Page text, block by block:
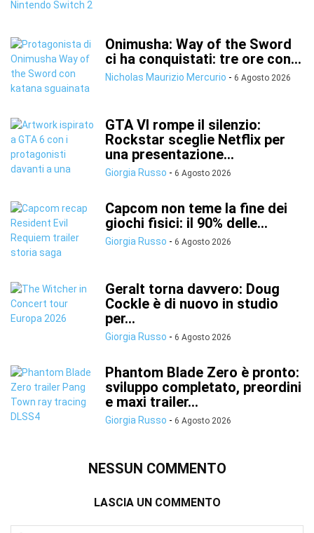
Onimusha: Way of the Sword
ci ha conquistati: tre ore con...
Nicholas Maurizio Mercurio - 6 Agosto 2026
GTA VI rompe il silenzio:
Rockstar sceglie Netflix per
una presentazione...
Giorgia Russo - 6 Agosto 2026
Capcom non teme la fine dei
giochi fisici: il 90% delle...
Giorgia Russo - 6 Agosto 2026
Geralt torna davvero: Doug
Cockle è di nuovo in studio
per...
Giorgia Russo - 6 Agosto 2026
Phantom Blade Zero è pronto:
sviluppo completato, preordini
e maxi trailer...
Giorgia Russo - 6 Agosto 2026
NESSUN COMMENTO
LASCIA UN COMMENTO